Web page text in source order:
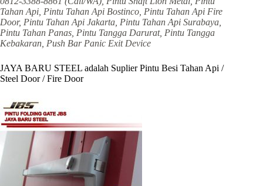
Tahan Api, Pintu Tahan Api Bostinco, Pintu Tahan Api Fire
Door, Pintu Tahan Api Jakarta, Pintu Tahan Api Surabaya,
Pintu Tahan Panas, Pintu Tangga Darurat, Pintu Tangga
Kebakaran, Push Bar Panic Exit Device
JAYA BARU STEEL adalah Suplier Pintu Besi Tahan Api /
Steel Door / Fire Door